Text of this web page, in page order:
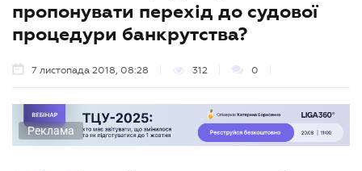
пропонувати перехід до судової
процедури банкрутства?
7 листопада 2018, 08:28 312 0
Реклама